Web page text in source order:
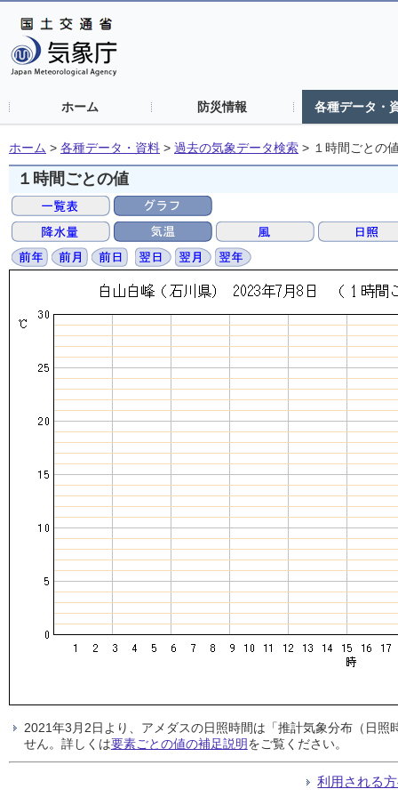
ホーム 防災情報 各種データ・
ホーム > 各種データ・資料 > 過去の気象データ検索 > １時間ごとの
１時間ごとの値
2021年3月2日より、アメダスの日照時間は「推計気象分布（日
せん。詳しくは要素ごとの値の補足説明をご覧ください。
利用される